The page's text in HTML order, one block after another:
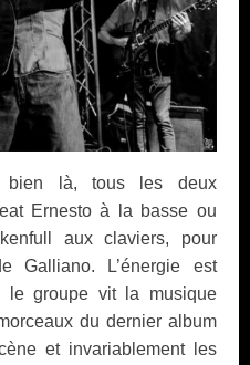
là, tous les deux
Ernesto à la basse ou
aux claviers, pour
Galliano. L’énergie est
le groupe vit la musique
du dernier album
et invariablement les